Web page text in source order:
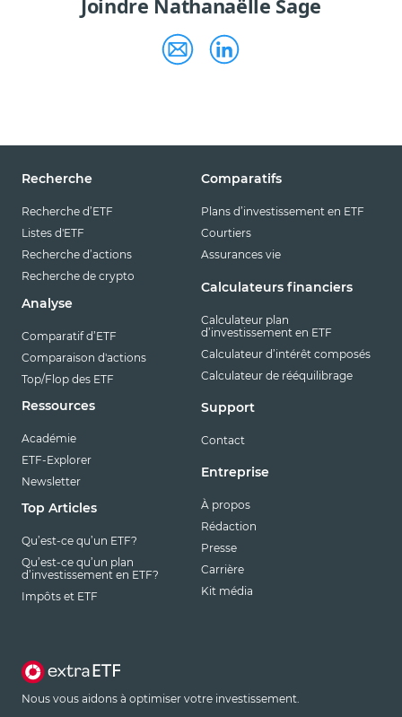
Joindre Nathanaëlle Sage
Recherche
Recherche d’ETF
Listes d'ETF
Recherche d’actions
Recherche de crypto
Analyse
Comparatif d’ETF
Comparaison d'actions
Top/Flop des ETF
Ressources
Académie
ETF-Explorer
Newsletter
Top Articles
Qu’est-ce qu’un ETF?
Qu’est-ce qu’un plan
d’investissement en ETF?
Impôts et ETF
Comparatifs
Plans d’investissement en ETF
Courtiers
Assurances vie
Calculateurs financiers
Calculateur plan
d’investissement en ETF
Calculateur d’intérêt composés
Calculateur de rééquilibrage
Support
Contact
Entreprise
À propos
Rédaction
Presse
Carrière
Kit média
Nous vous aidons à optimiser votre investissement.